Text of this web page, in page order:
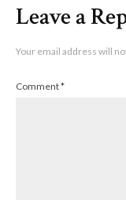
Leave a
Your email address will
Comment*